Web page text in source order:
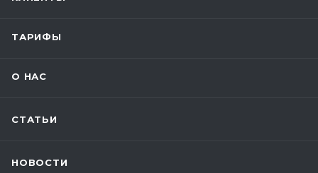
ТАРИФЫ
О НАС
СТАТЬИ
НОВОСТИ